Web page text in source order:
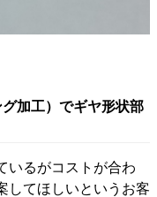
加工）でギヤ形状部
いるがコストが合わ
してほしいというお客